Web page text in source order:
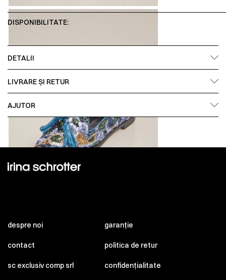
DISPONIBILITATE:
DETALII
LIVRARE ȘI RETUR
AJUTOR
despre noi
contact
sc exclusiv comp srl
garanție
politica de retur
confidențialitate